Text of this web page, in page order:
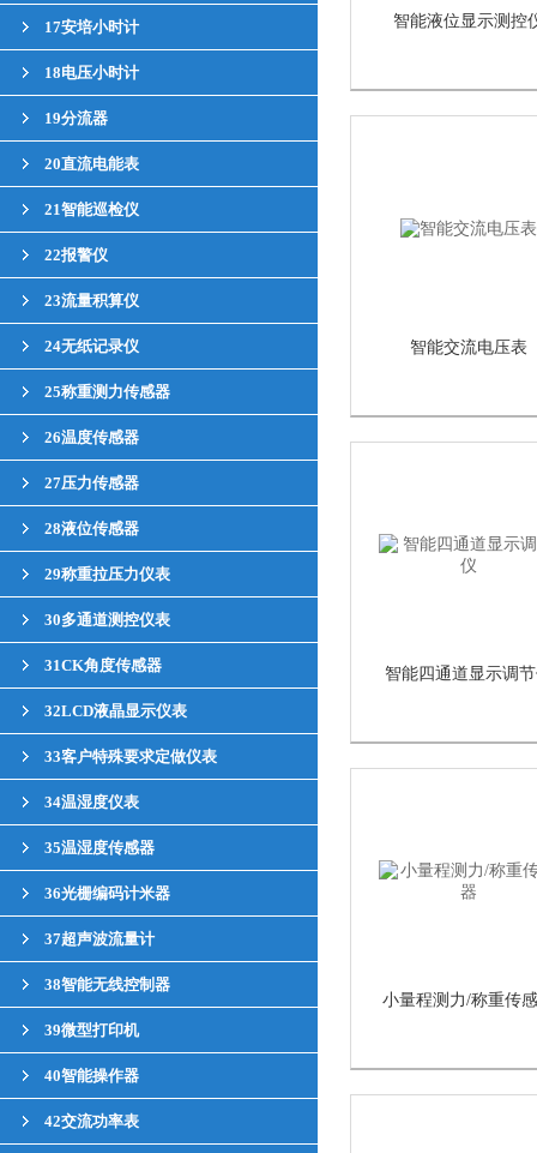
17安培小时计
18电压小时计
19分流器
20直流电能表
21智能巡检仪
22报警仪
23流量积算仪
24无纸记录仪
25称重测力传感器
26温度传感器
27压力传感器
28液位传感器
29称重拉压力仪表
30多通道测控仪表
31CK角度传感器
32LCD液晶显示仪表
33客户特殊要求定做仪表
34温湿度仪表
35温湿度传感器
36光栅编码计米器
37超声波流量计
38智能无线控制器
39微型打印机
40智能操作器
42交流功率表
智能液位显示测控
智能交流电压表
智能四通道显示调
小量程测力/称重传